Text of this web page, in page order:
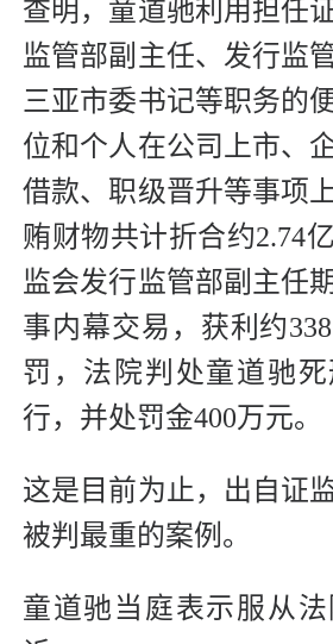
查明，童道驰利用担任
监管部副主任、发行监
三亚市委书记等职务的
位和个人在公司上市、
借款、职级晋升等事项
贿财物共计折合约2.74
监会发行监管部副主任
事内幕交易，获利约
罚，法院判处童道驰
行，并处罚金400万元。
这是目前为止，出自证
被判最重的案例。
童道驰当庭表示服从